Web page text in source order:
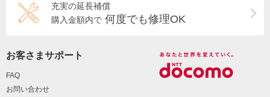
充実の延長補償
購入金額内で 何度でも修理OK
お客さまサポート
FAQ
お問い合わせ